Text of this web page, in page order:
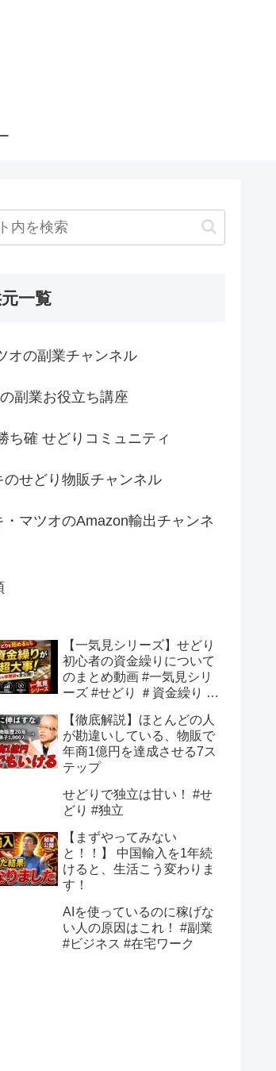
一覧
オの副業チャンネル
副業お役立ち講座
ち確 せどりコミュニティ
のせどり物販チャンネル
・マツオのAmazon輸出チャンネ
【一気見シリーズ】せどり
初心者の資金繰りについて
のまとめ動画 #一気見シリ
ーズ #せどり ＃資金繰り #
【徹底解説】ほとんどの人
が勘違いしている、物販で
年商1億円を達成させる7ス
テップ
せどりで独立は甘い！ #せ
どり #独立
【まずやってみない
と！！】 中国輸入を1年続
けると、生活こう変わりま
す！
AIを使っているのに稼げな
い人の原因はこれ！ #副業
#ビジネス #在宅ワーク